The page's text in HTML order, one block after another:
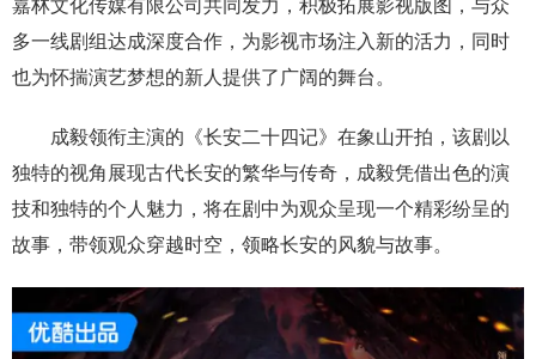
嘉林文化传媒有限公司共同发力，积极拓展影视版图，与众
多一线剧组达成深度合作，为影视市场注入新的活力，同时
也为怀揣演艺梦想的新人提供了广阔的舞台。
成毅领衔主演的《长安二十四记》在象山开拍，该剧以
独特的视角展现古代长安的繁华与传奇，成毅凭借出色的演
技和独特的个人魅力，将在剧中为观众呈现一个精彩纷呈的
故事，带领观众穿越时空，领略长安的风貌与故事。